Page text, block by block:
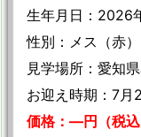
生年月日：2026
性別：メス（赤）
見学場所：愛知
お迎え時期：7月
価格：—円（税込